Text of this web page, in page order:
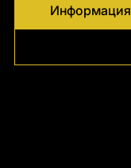
Информация